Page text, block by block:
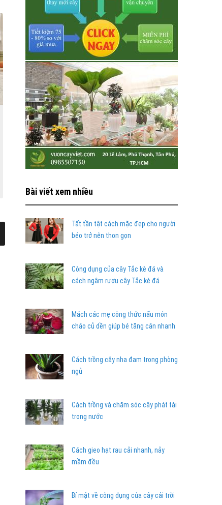
Bài viết xem nhiều
Tất tần tật cách mặc đẹp cho người
béo trở nên thon gọn
Công dụng của cây Tắc kè đá và
cách ngâm rượu cây Tắc kè đá
Mách các mẹ công thức nấu món
cháo củ dền giúp bé tăng cân nhanh
Cách trồng cây nha đam trong phòng
ngủ
Cách trồng và chăm sóc cây phát tài
trong nước
Cách gieo hạt rau cải nhanh, nảy
mầm đều
Bí mật về công dụng của cây cải trời